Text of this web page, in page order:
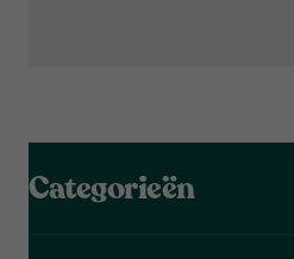
Categorieën